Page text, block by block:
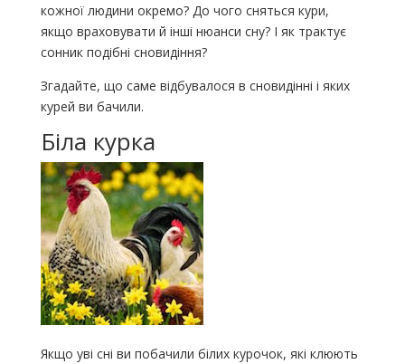
кожної людини окремо? До чого сняться кури,
якщо враховувати й інші нюанси сну? І як трактує
сонник подібні сновидіння?
Згадайте, що саме відбувалося в сновидінні і яких
курей ви бачили.
Біла курка
Якщо уві сні ви побачили білих курочок, які клюють